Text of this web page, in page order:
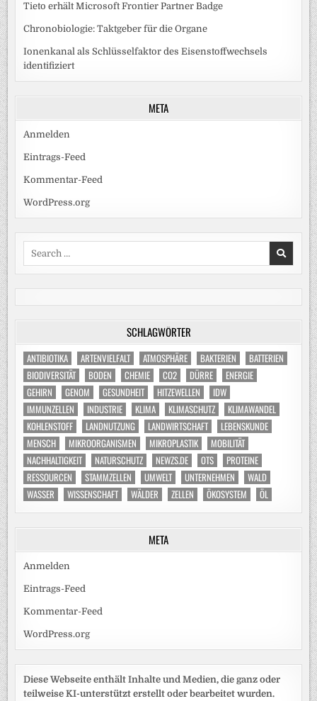
Tieto erhält Microsoft Frontier Partner Badge
Chronobiologie: Taktgeber für die Organe
Ionenkanal als Schlüsselfaktor des Eisenstoffwechsels
identifiziert
META
Anmelden
Eintrags-Feed
Kommentar-Feed
WordPress.org
SCHLAGWÖRTER
ANTIBIOTIKA ARTENVIELFALT ATMOSPHÄRE BAKTERIEN
BATTERIEN
BIODIVERSITÄT
BODEN CHEMIE CO2 DÜRRE
ENERGIE
GEHIRN
GENOM GESUNDHEIT HITZEWELLEN
IDW
IMMUNZELLEN
INDUSTRIE KLIMA KLIMASCHUTZ
KLIMAWANDEL
KOHLENSTOFF
LANDNUTZUNG LANDWIRTSCHAFT
LEBENSKUNDE
MENSCH
MIKROORGANISMEN MIKROPLASTIK
MOBILITÄT
NACHHALTIGKEIT
NATURSCHUTZ NEWZS.DE OTS
PROTEINE
RESSOURCEN
STAMMZELLEN UMWELT UNTERNEHMEN
WALD
WASSER
WISSENSCHAFT WÄLDER ZELLEN ÖKOSYSTEM ÖL
META
Anmelden
Eintrags-Feed
Kommentar-Feed
WordPress.org
Diese Webseite enthält Inhalte und Medien, die ganz oder
teilweise KI-unterstützt erstellt oder bearbeitet wurden.